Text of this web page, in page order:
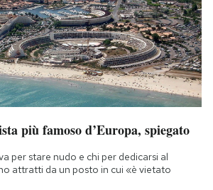
più famoso d’Europa, spiegato
per stare nudo e chi per dedicarsi al
attratti da un posto in cui «è vietato